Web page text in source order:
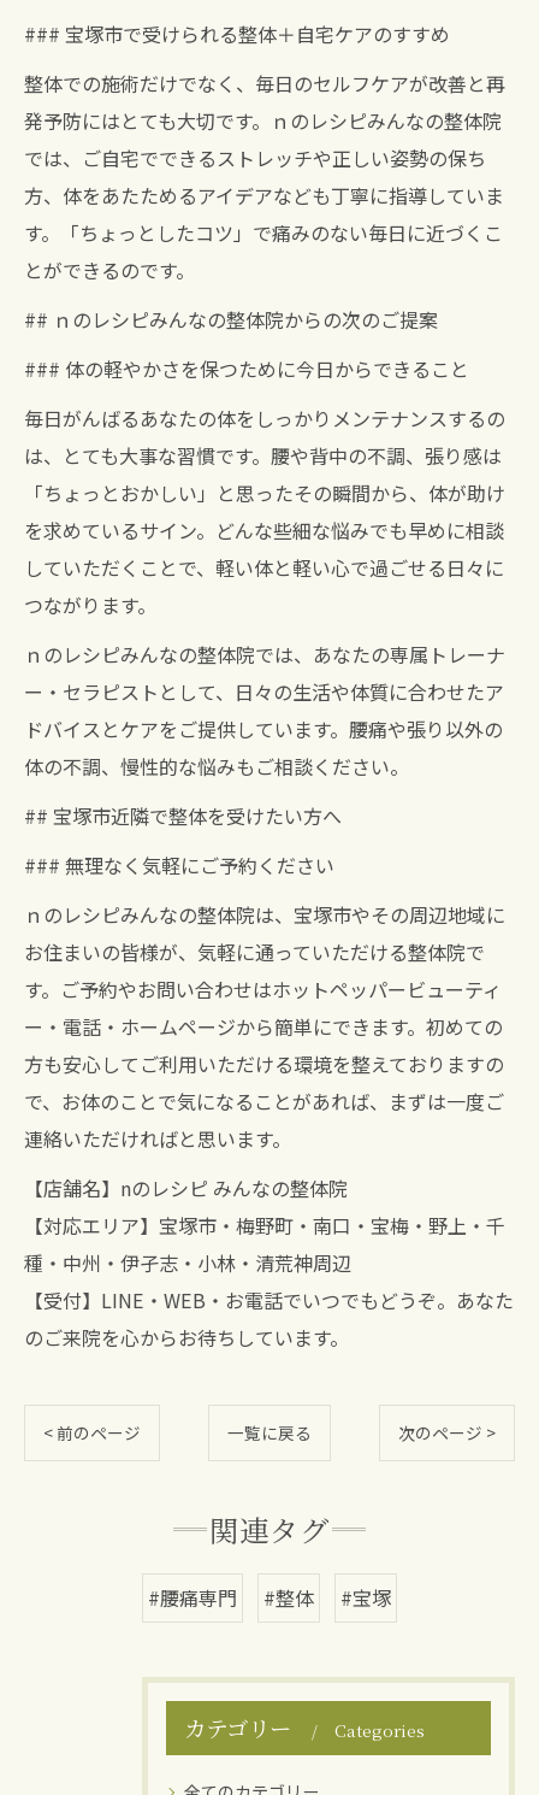
### 宝塚市で受けられる整体＋自宅ケアのすすめ
整体での施術だけでなく、毎日のセルフケアが改善と再
発予防にはとても大切です。ｎのレシピみんなの整体院
では、ご自宅でできるストレッチや正しい姿勢の保ち
方、体をあたためるアイデアなども丁寧に指導していま
す。「ちょっとしたコツ」で痛みのない毎日に近づくこ
とができるのです。
## ｎのレシピみんなの整体院からの次のご提案
### 体の軽やかさを保つために今日からできること
毎日がんばるあなたの体をしっかりメンテナンスするの
は、とても大事な習慣です。腰や背中の不調、張り感は
「ちょっとおかしい」と思ったその瞬間から、体が助け
を求めているサイン。どんな些細な悩みでも早めに相談
していただくことで、軽い体と軽い心で過ごせる日々に
つながります。
ｎのレシピみんなの整体院では、あなたの専属トレーナ
ー・セラピストとして、日々の生活や体質に合わせたア
ドバイスとケアをご提供しています。腰痛や張り以外の
体の不調、慢性的な悩みもご相談ください。
## 宝塚市近隣で整体を受けたい方へ
### 無理なく気軽にご予約ください
ｎのレシピみんなの整体院は、宝塚市やその周辺地域に
お住まいの皆様が、気軽に通っていただける整体院で
す。ご予約やお問い合わせはホットペッパービューティ
ー・電話・ホームページから簡単にできます。初めての
方も安心してご利用いただける環境を整えておりますの
で、お体のことで気になることがあれば、まずは一度ご
連絡いただければと思います。
【店舗名】nのレシピ みんなの整体院
【対応エリア】宝塚市・梅野町・南口・宝梅・野上・千
種・中州・伊孑志・小林・清荒神周辺
【受付】LINE・WEB・お電話でいつでもどうぞ。あなた
のご来院を心からお待ちしています。
< 前のページ 一覧に戻る 次のページ >
関連タグ
#腰痛専門 #整体 #宝塚
カテゴリー Categories